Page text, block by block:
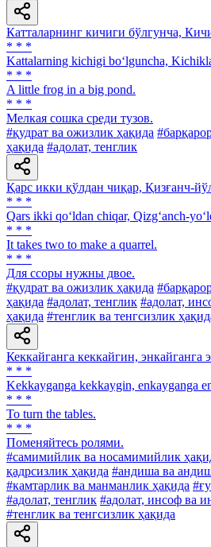
Катталарнинг кичиги бўлгунча,
* * *
Kattalarning kichigi bo‘lguncha,
* * *
A little frog in a big pond.
* * *
Мелкая сошка среди тузов.
#қудрат ва ожизлик ҳақида
ҳақида #адолат, тенглик
Қарс икки қўлдан чиқар, Қизғанч-
* * *
Qars ikki qo‘ldan chiqar, Qizg‘anch-
* * *
It takes two to make a quarrel.
* * *
Для ссоры нужны двое.
#қудрат ва ожизлик ҳақида
ҳақида #адолат, тенглик #адолат,
ҳақида #тенглик ва тенгсизлик
Кеккайганга кеккайгин, энкайганга
* * *
Kekkayganga kekkaygin, enkayganga
* * *
To turn the tables.
* * *
Поменяйтесь ролями.
#самимийлик ва носамимийлик
қадрсизлик ҳақида #андиша ва
#камтарлик ва манманлик ҳақида
#адолат, тенглик #адолат, инсоф ва
#тенглик ва тенгсизлик ҳақида